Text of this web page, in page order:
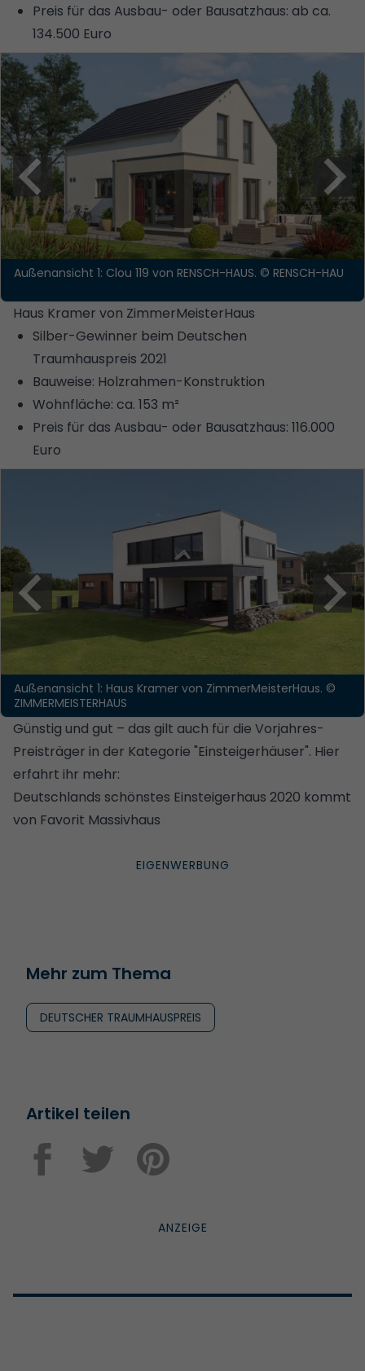
Preis für das Ausbau- oder Bausatzhaus: ab ca.
134.500 Euro
Außenansicht 1: Clou 119 von RENSCH-HAUS. © RENSCH-HAU
Haus Kramer von ZimmerMeisterHaus
Silber-Gewinner beim Deutschen
Traumhauspreis 2021
Bauweise: Holzrahmen-Konstruktion
Wohnfläche: ca. 153 m²
Preis für das Ausbau- oder Bausatzhaus: 116.000
Euro
Außenansicht 1: Haus Kramer von ZimmerMeisterHaus. ©
ZIMMERMEISTERHAUS
Günstig und gut – das gilt auch für die Vorjahres-
Preisträger in der Kategorie "Einsteigerhäuser". Hier
erfahrt ihr mehr:
Deutschlands schönstes Einsteigerhaus 2020 kommt
von Favorit Massivhaus
Mehr zum Thema
DEUTSCHER TRAUMHAUSPREIS
Artikel teilen